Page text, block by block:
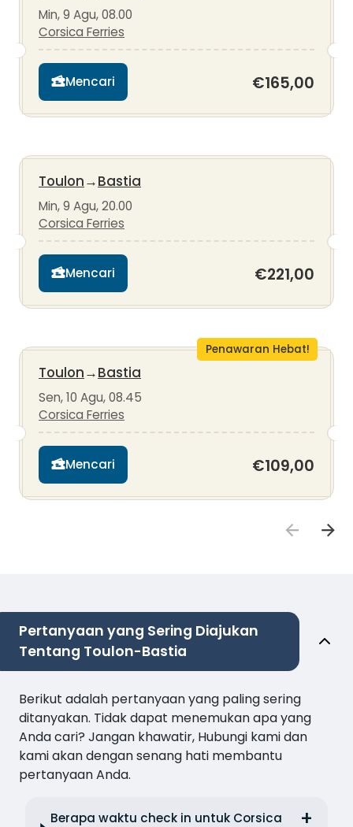
Min, 9 Agu, 08.00
Corsica Ferries
Mencari €165,00
Toulon→Bastia
Min, 9 Agu, 20.00
Corsica Ferries
Mencari €221,00
Penawaran Hebat!
Toulon→Bastia
Sen, 10 Agu, 08.45
Corsica Ferries
Mencari €109,00
Pertanyaan yang Sering Diajukan
Tentang Toulon-Bastia
Berikut adalah pertanyaan yang paling sering
ditanyakan. Tidak dapat menemukan apa yang
Anda cari? Jangan khawatir, Hubungi kami dan
kami akan dengan senang hati membantu
pertanyaan Anda.
Berapa waktu check in untuk Corsica